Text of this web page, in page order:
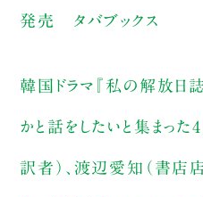
発売 タバブックス
韓国ドラマ『私の解放日
かと話をしたいと集まっ
訳者）、渡辺愛知（書店